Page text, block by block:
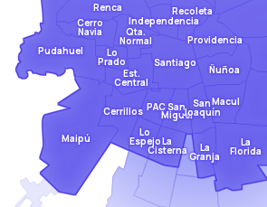
Maipú
Cerrillos
Est.
Central
Pudahuel Lo
Prado
Cerro
Navia
Santiago
Renca
Qta.
Normal
Recoleta
Independencia
La
Cisterna
Lo
Espejo
PACSan
Miguel
La
Granja
San
Joaquín
Providencia
Ñuñoa
Macul
La
Florida